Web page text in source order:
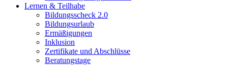
Lernen & Teilhabe
Bildungsscheck 2.0
Bildungsurlaub
Ermäßigungen
Inklusion
Zertifikate und Abschlüsse
Beratungstage